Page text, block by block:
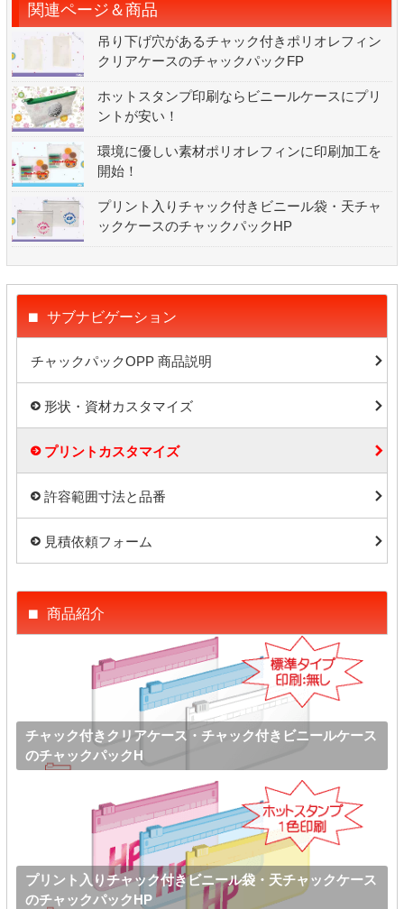
関連ページ＆商品
吊り下げ穴があるチャック付きポリオレフィン
クリアケースのチャックパックFP
ホットスタンプ印刷ならビニールケースにプリ
ントが安い！
環境に優しい素材ポリオレフィンに印刷加工を
開始！
プリント入りチャック付きビニール袋・天チャ
ックケースのチャックパックHP
サブナビゲーション
チャックパックOPP 商品説明
形状・資材カスタマイズ
プリントカスタマイズ
許容範囲寸法と品番
見積依頼フォーム
商品紹介
チャック付きクリアケース・チャック付きビニールケース
のチャックパックH
プリント入りチャック付きビニール袋・天チャックケース
のチャックパックHP